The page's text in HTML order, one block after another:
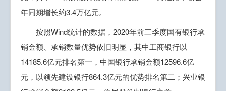
年同期增长约3.4万亿元。
按照Wind统计的数据，2020年前三季度国有银行承
销金额、承销数量优势依旧明显，其中工商银行以
14185.6亿元排名第一，中国银行承销金额12596.6亿
元，以领先建设银行864.3亿元的优势排名第二；兴业银